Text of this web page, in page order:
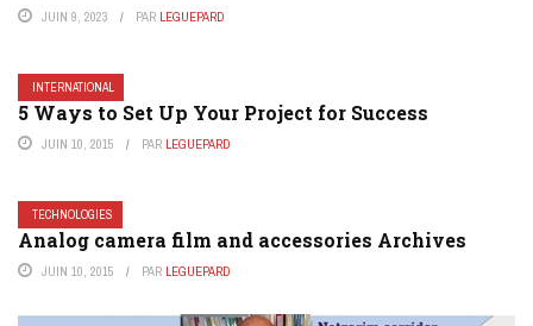
JUIN 9, 2023 PAR LEGUEPARD
INTERNATIONAL
5 Ways to Set Up Your Project for Success
JUIN 10, 2015 PAR LEGUEPARD
TECHNOLOGIES
Analog camera film and accessories Archives
JUIN 10, 2015 PAR LEGUEPARD